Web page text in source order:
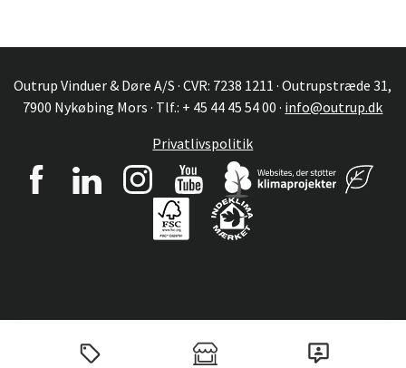
Outrup Vinduer & Døre A/S · CVR: 7238 1211 · Outrupstræde 31,
7900 Nykøbing Mors · Tlf.: + 45 44 45 54 00 · info@outrup.dk
Privatlivspolitik